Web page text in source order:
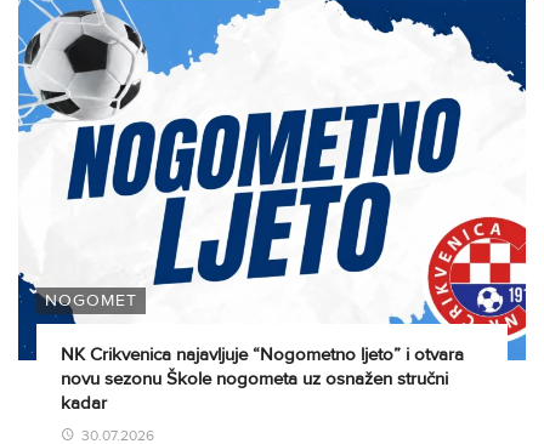
NOGOMET
NK Crikvenica najavljuje “Nogometno ljeto” i otvara
novu sezonu Škole nogometa uz osnažen stručni
kadar
30.07.2026